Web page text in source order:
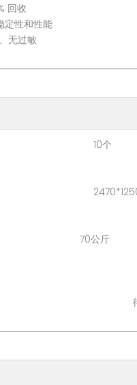
回收
定性和性能
无过敏
： 10个
：
： 70公斤
3-5 天（1
( >